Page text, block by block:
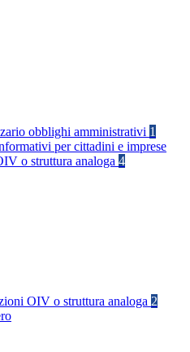
obblighi amministrativi 1
per cittadini e imprese
o struttura analoga 4
OIV o struttura analoga 2